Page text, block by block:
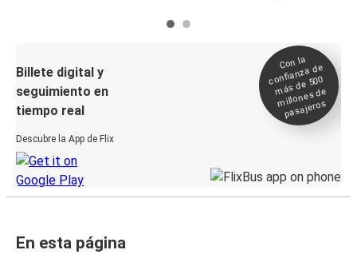
Billete digital y
seguimiento en
tiempo real
Descubre la App de Flix
Con la
confianza de
más de 500
millones de
pasajeros
En esta página